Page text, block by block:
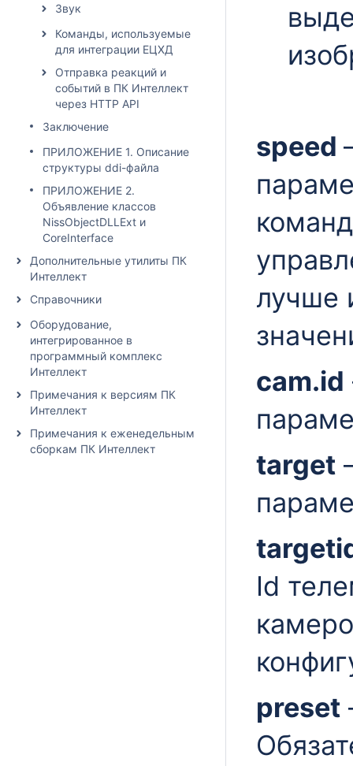
Звук
Команды, используемые
для интеграции ЕЦХД
Отправка реакций и
событий в ПК Интеллект
через HTTP API
Зaключeниe
ПРИЛОЖЕНИЕ 1. Описание
структуры ddi-файла
ПРИЛОЖЕНИЕ 2.
Объявление классов
NissObjectDLLExt и
CoreInterface
Дополнительные утилиты ПК
Интеллект
Справочники
Оборудование,
интегрированное в
программный комплекс
Интеллект
Примечания к версиям ПК
Интеллект
Примечания к еженедельным
сборкам ПК Интеллект
speed
лучше
cam.id
target
Id
preset